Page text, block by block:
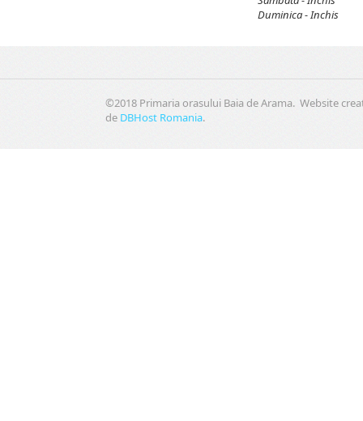
Duminica - Inchis
©2018 Primaria orasului Baia de Arama. Website
de DBHost Romania.